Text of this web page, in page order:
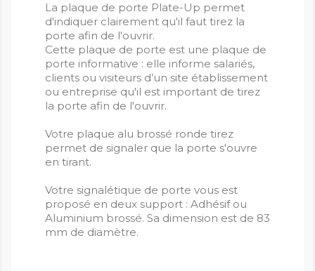
La plaque de porte Plate-Up permet
d'indiquer clairement qu'il faut tirez la
porte afin de l'ouvrir.
Cette plaque de porte est une plaque de
porte informative : elle informe salariés,
clients ou visiteurs d’un site établissement
ou entreprise qu'il est important de tirez
la porte afin de l'ouvrir.
Votre plaque alu brossé ronde tirez
permet de signaler que la porte s'ouvre
en tirant.
Votre signalétique de porte vous est
proposé en deux support : Adhésif ou
Aluminium brossé. Sa dimension est de 83
mm de diamètre.